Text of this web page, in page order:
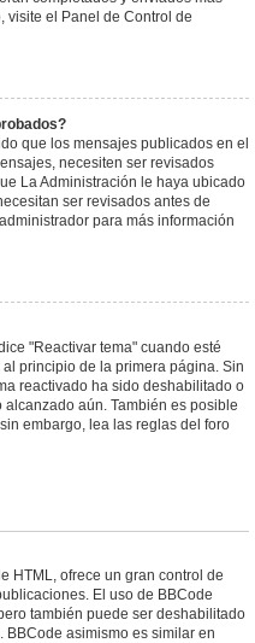
visite el Panel de Control de
que los mensajes publicados en el
necesiten ser revisados
La Administración le haya ubicado
ser revisados antes de
para más información
"Reactivar tema" cuando esté
principio de la primera página. Sin
reactivado ha sido deshabilitado o
aún. También es posible
embargo, lea las reglas del foro
HTML, ofrece un gran control de
El uso de BBCode
también puede ser deshabilitado
asimismo es similar en